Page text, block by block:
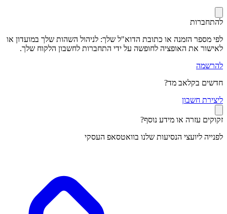
להתחברות
לפי מספר הזמנה או כתובת הדוא"ל שלך: לניהול השהות שלך במועדון או
לאישור את האופציה לחופשה על ידי התחברות לחשבון הלקוח שלך.
להרשמה
חדשים בקלאב מד?
ליצירת חשבון
זקוקים עזרה או מידע נוסף?
לפנייה ליועצי הנסיעות שלנו בוואטסאפ העסקי